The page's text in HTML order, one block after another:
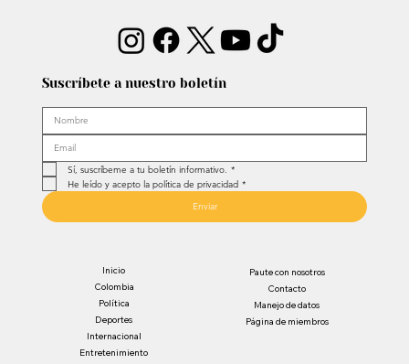
Suscríbete a nuestro boletín
Sí, suscríbeme a tu boletín informativo. *
He leído y acepto la política de privacidad *
Enviar
Inicio
Colombia
Política
Deportes
Internacional
Entretenimiento
Paute con nosotros
Contacto
Manejo de datos
Página de miembros